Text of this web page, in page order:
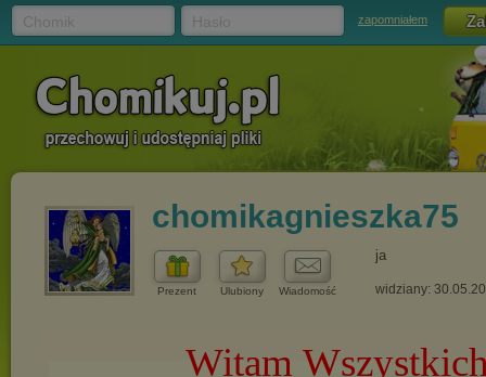
zapomniałem
chomikagnieszka75
Prezent Ulubiony Wiadomość
ja
widziany: